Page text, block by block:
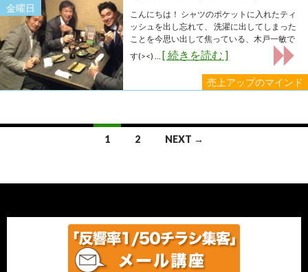
金曜日
売上アップのマインド
を犯してしまいました(>_<)
こんにちは！ シャツのポケットに入れたティ
ッシュを出し忘れて、 洗濯に出してしまった
ことを今思い出して焦っている、木戸一敏で
す(><) ... [ 続きを読む ]
1 2 NEXT →